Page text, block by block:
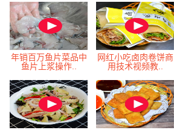
年销百万鱼片菜品中
鱼片上浆操作..
网红小吃卤肉卷饼商
用技术视频教..